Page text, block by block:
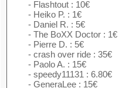
- Flashtout : 10€
- Heiko P. : 1€
- Daniel R. : 5€
- The BoXX Doctor : 1€
- Pierre D. : 5€
- crash over ride : 35€
- Paolo A. : 15€
- speedy11131 : 6.80€
- GeneraLee : 15€